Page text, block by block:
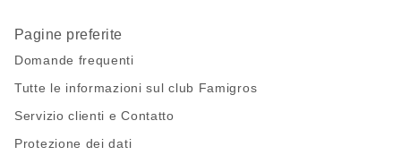
Pagine preferite
Domande frequenti
Tutte le informazioni sul club Famigros
Servizio clienti e Contatto
Protezione dei dati